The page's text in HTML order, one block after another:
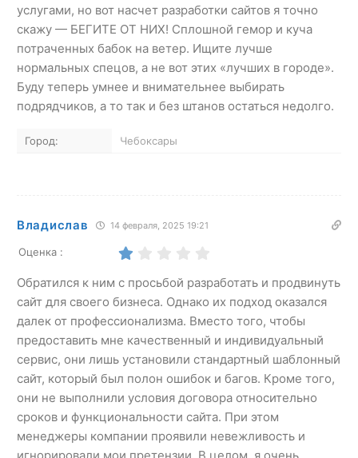
услугами, но вот насчет разработки сайтов я точно
скажу — БЕГИТЕ ОТ НИХ! Сплошной гемор и куча
потраченных бабок на ветер. Ищите лучше
нормальных спецов, а не вот этих «лучших в городе».
Буду теперь умнее и внимательнее выбирать
подрядчиков, а то так и без штанов остаться недолго.
Город: Чебоксары
Владислав 14 февраля, 2025 19:21
Оценка :
Обратился к ним с просьбой разработать и продвинуть
сайт для своего бизнеса. Однако их подход оказался
далек от профессионализма. Вместо того, чтобы
предоставить мне качественный и индивидуальный
сервис, они лишь установили стандартный шаблонный
сайт, который был полон ошибок и багов. Кроме того,
они не выполнили условия договора относительно
сроков и функциональности сайта. При этом
менеджеры компании проявили невежливость и